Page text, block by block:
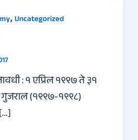
,Uncategorized
: १ एप्रिल १९९७ ते ३१
गुजराल (१९९७-१९९८)